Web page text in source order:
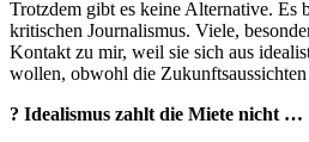
Trotzdem gibt es keine Alternative. Es
kritischen Journalismus. Viele,
Kontakt zu mir, weil sie sich aus
wollen, obwohl die Zukunftsaussichten
? Idealismus zahlt die Miete nicht …